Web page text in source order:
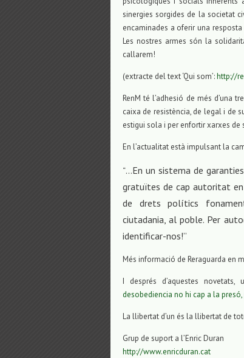
sinergies sorgides de la societat
encaminades a oferir una
Les nostres armes són la
callarem!
(extracte del text ‘Qui som’:http://
RenM té l’adhesió de més d’una
caixa de resistència, de legal i de
estigui sola i per enfortir xarxes
En l’actualitat està impulsant la
“…En un sistema de
gratuïtes de cap autoritat en
de drets polítics
ciutadania, al poble. Per
identificar-nos!”
Més informació de Reraguarda en
I després d’aquestes
desobediencia no hi cap a la
La llibertat d’un és la llibertat de
Grup de suport a l’Enric Duran
http://www.enricduran.cat